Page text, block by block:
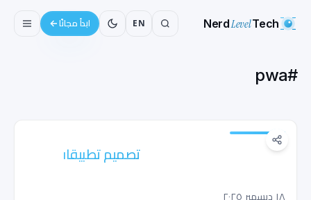
NerdLevelTech
EN ابدأ مجانًا
#
pwa
تصميم تطبيقات الويب التقدمية الموجهة
١٨ ديسمبر ٢٠٢٥